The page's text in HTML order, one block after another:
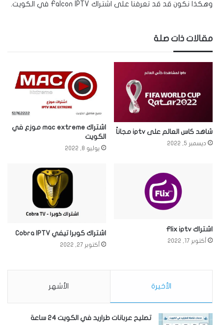
وهكذا نكون قد قد تعرفنا على اشتراك Falcon IPTV في الكويت.
مقالات ذات صلة
شاهد كاس العالم على iptv مجاناً
ديسمبر 5, 2022
اشتراك mac extreme موزع في
الكويت
يوليو 8, 2022
اشتراك Flix iptv
أكتوبر 17, 2022
اشتراك كوبرا تيفي Cobra IPTV
أكتوبر 27, 2022
الأخيرة الأشهر
تصليح عربانات طراريد في الكويت 24 ساعة